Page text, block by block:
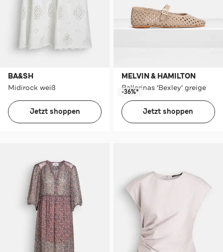
BA&SH
Midirock weiß
Jetzt shoppen
MELVIN & HAMILTON
Ballerinas 'Bexley' greige
-36%*
Jetzt shoppen